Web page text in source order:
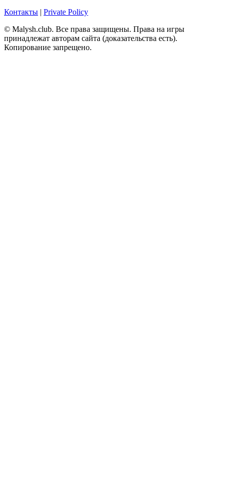
Контакты | Private Policy
© Malysh.club. Все права защищены. Права на игры
принадлежат авторам сайта (доказательства есть).
Копирование запрещено.